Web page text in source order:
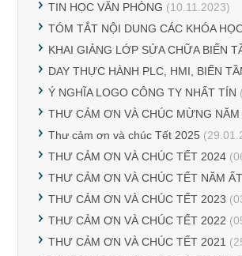
TIN HỌC VĂN PHÒNG (10.11.2023)
TÓM TẮT NỘI DUNG CÁC KHÓA
KHAI GIẢNG LỚP SỬA CHỮA BIẾN
DAY THỰC HÀNH PLC, HMI, BIẾN
Ý NGHĨA LOGO CÔNG TY NHẤT TÍN
THƯ CẢM ƠN VÀ CHÚC MỪNG
Thư cảm ơn và chúc Tết 2025
THƯ CẢM ƠN VÀ CHÚC TẾT 2024
THƯ CẢM ƠN VÀ CHÚC TẾT NĂM
THƯ CẢM ƠN VÀ CHÚC TẾT 2023
THƯ CẢM ƠN VÀ CHÚC TẾT 2022
THƯ CẢM ƠN VÀ CHÚC TẾT 2021